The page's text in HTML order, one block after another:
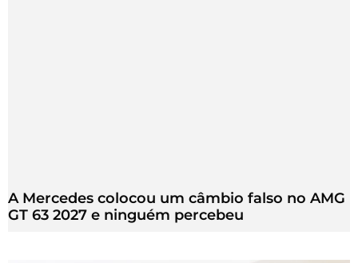
A Mercedes colocou um câmbio falso no AMG
GT 63 2027 e ninguém percebeu